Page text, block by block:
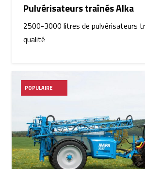
Pulvérisateurs traînés Alka
2500-3000 litres de pulvérisateurs
qualité
POPULAIRE